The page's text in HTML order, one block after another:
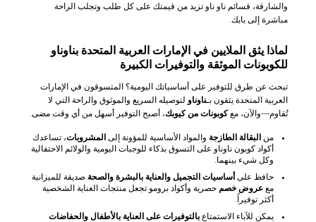
والشارقة، قسائم ناو ناو تزيد من قيمتك على كل طلب وتجلب الراحة
مباشرة إلى بابك.
لماذا يثق الملايين في الإمارات العربية المتحدة بناوناو
للكوبونات الموثقة والتوفيرات الكبيرة
تبحث عن طرق للتوفير على أساسياتك اليومية؟ المتسوقون في الإمارات
العربية المتحدة يثقون بـناوناو لتوصيله السريع والموثوق والراحة التي لا
تُقاوم---والآن، معكوبونات من كيوبك، أصبح التوفير أسهل من أي وقت مضى.
من البقالة الطازجة والمواد الأساسية للمؤونة إلى المشروبات، تساعدك
أكواد كوبون ناوناو على التسوق بذكاء للوجبات اليومية والولائم الاحتفالية
وكل شيء بينهما.
حافظ على أساسيات التجميل والعناية بالبشرة والصحة صديقة للميزانية
مع عروض خصم حصرية وأكواد برومو تجعل منتجات العناية الشخصية
أكثر توفيراً.
يمكن للآباء الاستمتاع بالتوفيرات على العناية بالأطفال والحفاضات